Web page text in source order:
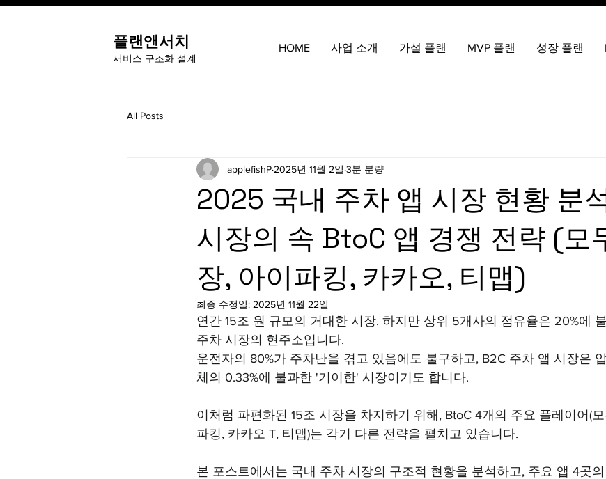
​플랜앤서치
​서비스 구조화 설계
HOME 사업 소개 가설 플랜 MVP 플랜 성장 플랜
All Posts
2025 국내 주차 앱 시장 현황 분
시장의 속 BtoC 앱 경쟁 전략 (모
장, 아이파킹, 카카오, 티맵)
applefishP 2025년 11월 2일 3분 분량
최종 수정일: 2025년 11월 22일
연간 15조 원 규모의 거대한 시장. 하지만 상위 5개사의 점유율은 20%에
주차 시장의 현주소입니다.
운전자의 80%가 주차난을 겪고 있음에도 불구하고, B2C 주차 앱 시장은
체의 0.33%에 불과한 '기이한' 시장이기도 합니다.
이처럼 파편화된 15조 시장을 차지하기 위해, BtoC 4개의 주요 플레이어(모
파킹, 카카오 T, 티맵)는 각기 다른 전략을 펼치고 있습니다.
본 포스트에서는 국내 주차 시장의 구조적 현황을 분석하고, 주요 앱 4곳